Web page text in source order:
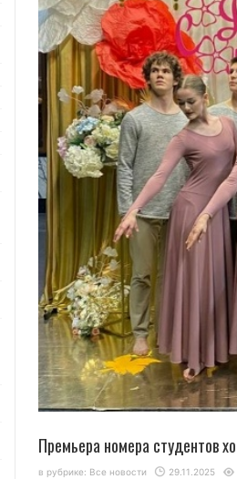
Премьера номера студентов
в рубрике: Все новости 29.11.2025